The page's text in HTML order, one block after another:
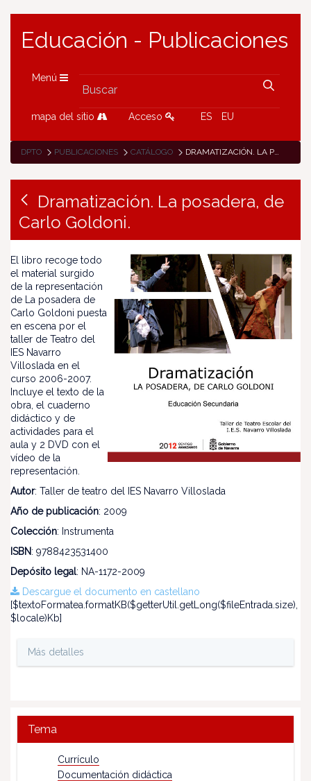
Educación - Publicaciones
Menú
mapa del sitio Acceso ES EU
DPTO PUBLICACIONES CATÁLOGO DRAMATIZACIÓN. LA POSADERA, DE CARLO GOLDONI.
Dramatización. La posadera, de
Carlo Goldoni.
El libro recoge todo
el material surgido
de la representación
de La posadera de
Carlo Goldoni puesta
en escena por el
taller de Teatro del
IES Navarro
Villoslada en el
curso 2006-2007.
Incluye el texto de la
obra, el cuaderno
didáctico y de
actividades para el
aula y 2 DVD con el
vídeo de la
representación.
Autor: Taller de teatro del IES Navarro Villoslada
Año de publicación: 2009
Colección: Instrumenta
ISBN: 9788423531400
Depósito legal: NA-1172-2009
Descargue el documento en castellano
[$textoFormatea.formatKB($getterUtil.getLong($fileEntrada.size),
$locale)Kb]
Más detalles
Tema
Currículo
Documentación didáctica